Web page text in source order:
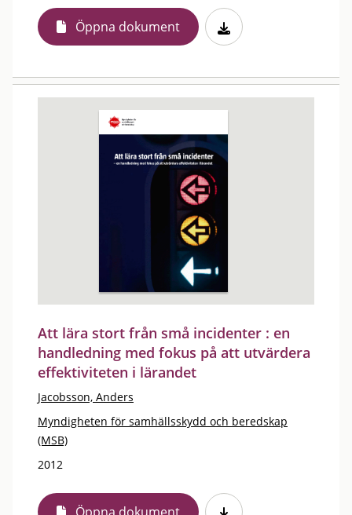
Öppna dokument
Att lära stort från små incidenter : en
handledning med fokus på att utvärdera
effektiviteten i lärandet
Jacobsson, Anders
Myndigheten för samhällsskydd och beredskap
(MSB)
2012